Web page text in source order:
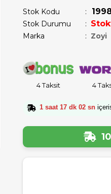
Stok Kodu
Stok Durumu :
Marka : Zoyi
4 Taksit 4
1 saat 17 dk 01 sn